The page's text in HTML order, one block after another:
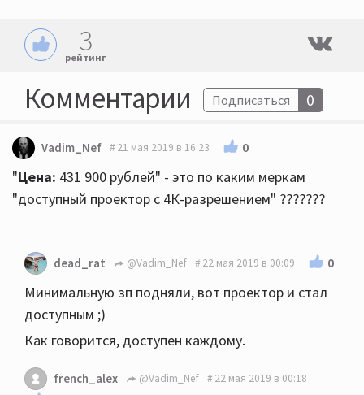
3
рейтинг
Комментарии Подписаться 0
Vadim_Nef 21 мая 2019 в 16:23 0
"Цена: 431 900 рублей" - это по каким меркам
"доступный проектор с 4К-разрешением" ???????
dead_rat @Vadim_Nef 22 мая 2019 в 00:09 0
Минимальную зп подняли, вот проектор и стал
доступным ;)
Как говорится, доступен каждому.
french_alex @Vadim_Nef 22 мая 2019 в 00:18